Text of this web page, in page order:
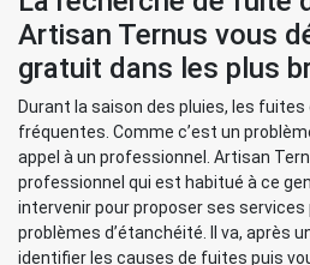
Artisan Ternus vous
gratuit dans les plus
Durant la saison des pluies, les
fréquentes. Comme c’est un
appel à un professionnel. Artisan
professionnel qui est habitué à ce
intervenir pour proposer ses services
problèmes d’étanchéité. Il va, après
identifier les causes de fuites puis